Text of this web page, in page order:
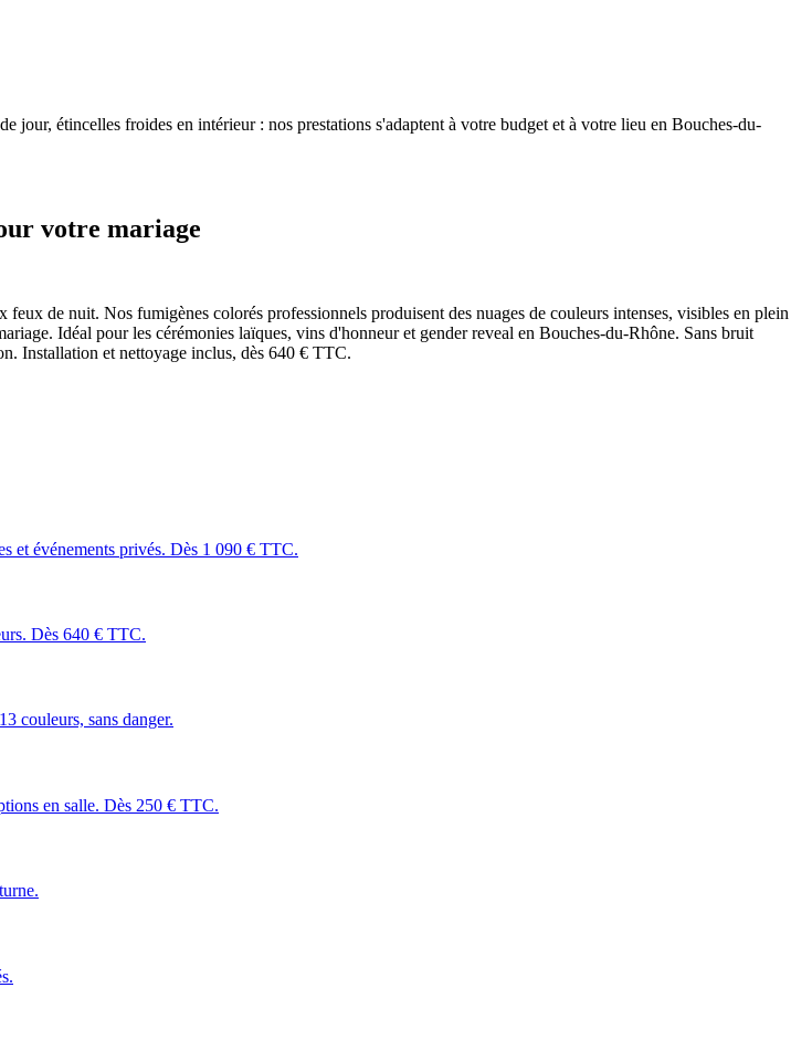
étincelles froides en intérieur : nos prestations s'adaptent à votre budget et à votre lieu en Bouches-du-
votre mariage
de nuit. Nos fumigènes colorés professionnels produisent des nuages de couleurs intenses, visibles en plein
Idéal pour les cérémonies laïques, vins d'honneur et gender reveal en Bouches-du-Rhône. Sans bruit
Installation et nettoyage inclus, dès 640 € TTC.
et événements privés. Dès 1 090 € TTC.
Dès 640 € TTC.
couleurs, sans danger.
en salle. Dès 250 € TTC.